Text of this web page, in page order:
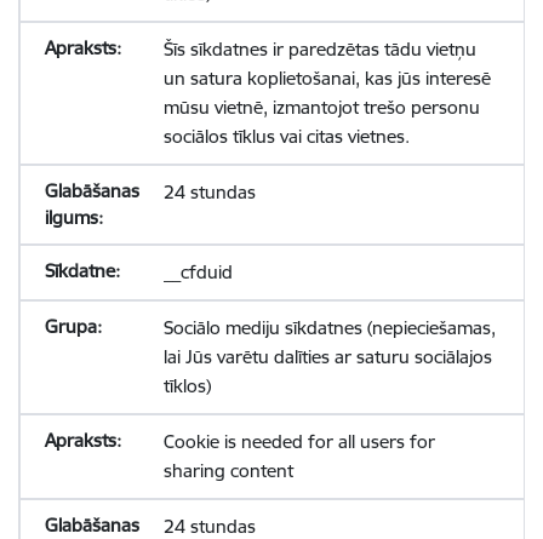
Šīs sīkdatnes ir paredzētas tādu vietņu
un satura koplietošanai, kas jūs interesē
mūsu vietnē, izmantojot trešo personu
sociālos tīklus vai citas vietnes.
24 stundas
__cfduid
Sociālo mediju sīkdatnes (nepieciešamas,
lai Jūs varētu dalīties ar saturu sociālajos
tīklos)
Cookie is needed for all users for
sharing content
24 stundas